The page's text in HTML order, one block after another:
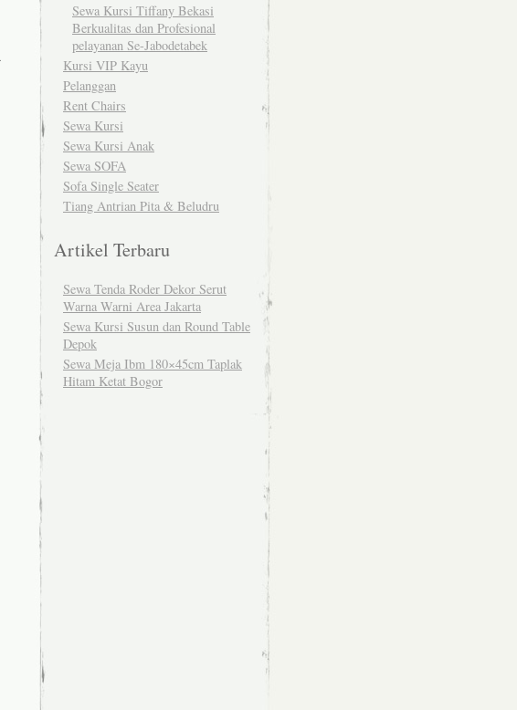
Sewa Kursi Tiffany Bekasi
Berkualitas dan Profesional
pelayanan Se-Jabodetabek
Kursi VIP Kayu
Pelanggan
Rent Chairs
Sewa Kursi
Sewa Kursi Anak
Sewa SOFA
Sofa Single Seater
Tiang Antrian Pita & Beludru
Artikel Terbaru
Sewa Tenda Roder Dekor Serut
Warna Warni Area Jakarta
Sewa Kursi Susun dan Round Table
Depok
Sewa Meja Ibm 180×45cm Taplak
Hitam Ketat Bogor